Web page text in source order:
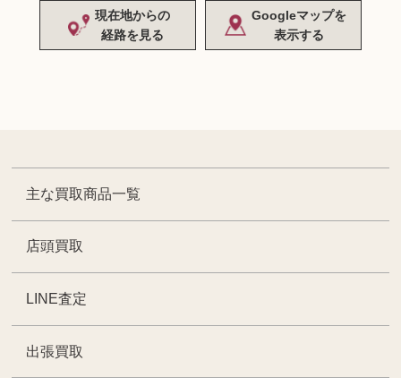
現在地からの
経路を見る
Googleマップを
表示する
主な買取商品一覧
店頭買取
LINE査定
出張買取